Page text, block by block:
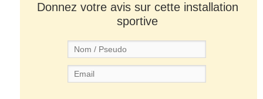
Donnez votre avis sur cette installation
sportive